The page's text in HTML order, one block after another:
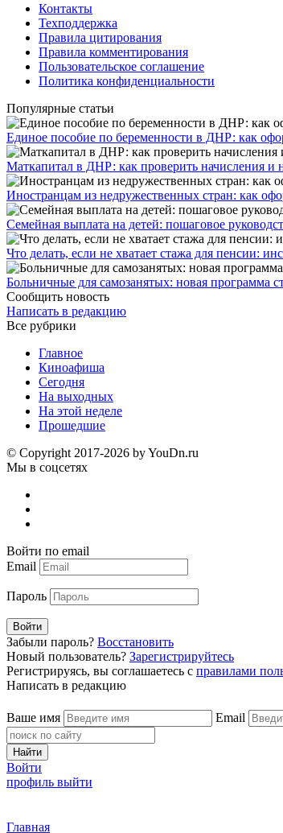
Контакты
Техподдержка
Правила цитирования
Правила комментирования
Пользовательское соглашение
Политика конфиденциальности
Популярные статьи
Единое пособие по беременности в ДНР: как
​Маткапитал в ДНР: как проверить начисления и
Иностранцам из недружественных стран: как
Семейная выплата на детей: пошаговое
Что делать, если не хватает стажа для пенсии:
Больничные для самозанятых: новая программа
Сообщить новость
Написать в редакцию
Все рубрики
Главное
Киноафиша
Сегодня
На выходных
На этой неделе
Прошедшие
© Copyright 2017-2026 by YouDn.ru
Мы в соцсетях
Войти по email
Email
Пароль
Войти
Забыли пароль? Восстановить
Новый пользователь? Зарегистрируйтесь
Регистрируясь, вы соглашаетесь с правилами
Написать в редакцию
Ваше имя Email
Найти
Войти
профиль выйти
Главная